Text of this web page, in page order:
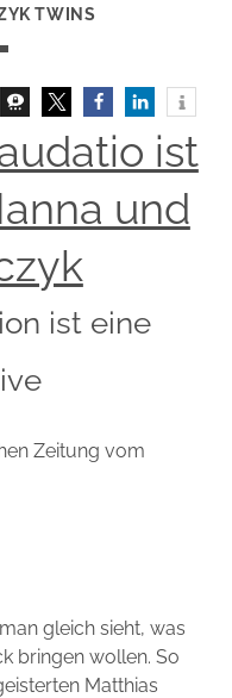
TWINS
ist
und
ist eine
Zeitung vom
gleich sieht, was
bringen wollen. So
Matthias